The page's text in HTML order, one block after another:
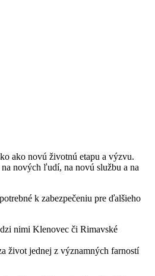
ako novú životnú etapu a výzvu.
na nových ľudí, na novú službu a na
k zabezpečeniu pre ďalšieho
nimi Klenovec či Rimavské
život jednej z významných farností